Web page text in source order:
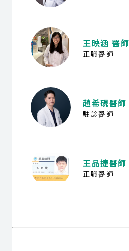
王映涵 醫師
正職醫師
趙希硯醫師
駐診醫師
王品捷醫師
正職醫師